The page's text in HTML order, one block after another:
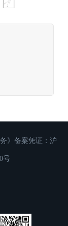
》备案凭证：沪
号